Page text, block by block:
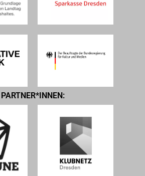
PARTNER*INNEN: